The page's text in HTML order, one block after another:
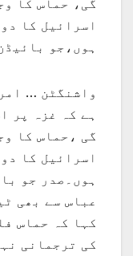
اسرائیل کا
ہوں،جو
واشنگٹن …
ہے کہ غزہ پر
گی ،حماس کا
اسرائیل کا
ہوں۔صدر جو
عباس سے بھی
کہا کہ حماس
کی ترجمانی